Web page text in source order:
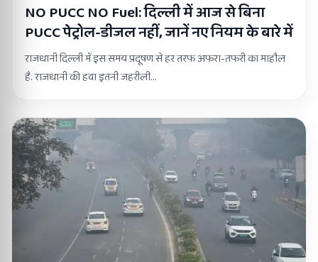
NO PUCC NO Fuel: दिल्ली में आज से बिना
PUCC पेट्रोल-डीजल नहीं, जानें नए नियम के बारे में
राजधानी दिल्ली में इस समय प्रदूषण से हर तरफ अफरा-तफरी का माहौल
है. राजधानी की हवा इतनी जहरीली…